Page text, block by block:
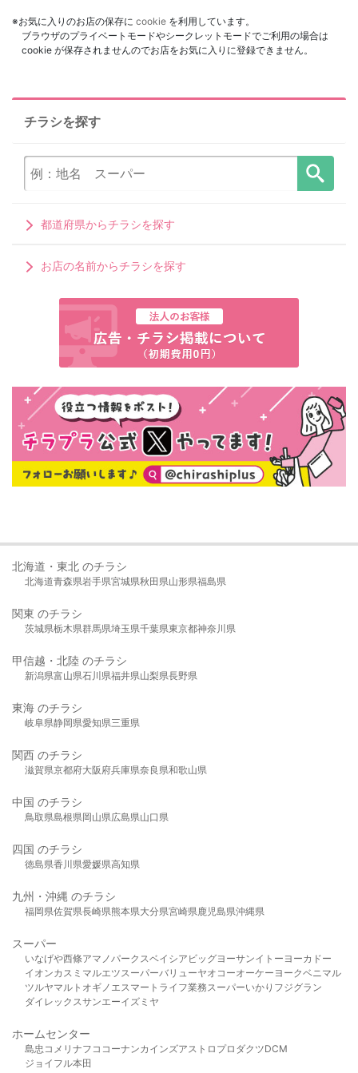
※お気に入りのお店の保存に cookie を利用しています。
ブラウザのプライベートモードやシークレットモードでご利用の場合は
cookie が保存されませんのでお店をお気に入りに登録できません。
チラシを探す
都道府県からチラシを探す
お店の名前からチラシを探す
北海道・東北 のチラシ
北海道青森県岩手県宮城県秋田県山形県福島県
関東 のチラシ
茨城県栃木県群馬県埼玉県千葉県東京都神奈川県
甲信越・北陸 のチラシ
新潟県富山県石川県福井県山梨県長野県
東海 のチラシ
岐阜県静岡県愛知県三重県
関西 のチラシ
滋賀県京都府大阪府兵庫県奈良県和歌山県
中国 のチラシ
鳥取県島根県岡山県広島県山口県
四国 のチラシ
徳島県香川県愛媛県高知県
九州・沖縄 のチラシ
福岡県佐賀県長崎県熊本県大分県宮崎県鹿児島県沖縄県
スーパー
いなげや西條アマノパークスベイシア ビッグヨーサンイトーヨーカドー
イオンカスミ マルエツスーパーバリューヤオコーオーケー ヨークベニマル
ツルヤマルト オギノ エスマート ライフ業務スーパーいかり フジグラン
ダイレックスサンエーイズミヤ
ホームセンター
島忠 コメリ ナフコ コーナンカインズアストロプロダクツDCM
ジョイフル本田